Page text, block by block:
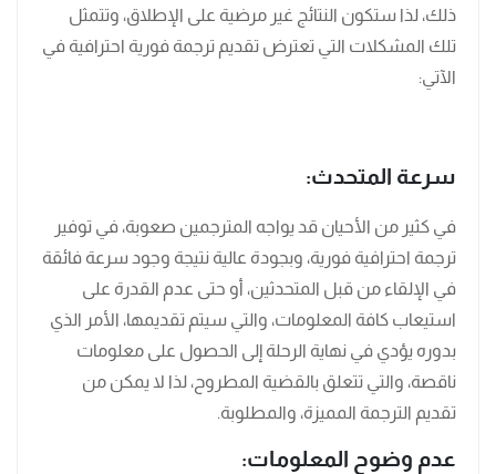
ذلك، لذا ستكون النتائج غير مرضية على الإطلاق، وتتمثل
تلك المشكلات التي تعترض تقديم ترجمة فورية احترافية في
الآتي:
سرعة المتحدث:
في كثير من الأحيان قد يواجه المترجمين صعوبة، في توفير
ترجمة احترافية فورية، وبجودة عالية نتيجة وجود سرعة فائقة
في الإلقاء من قبل المتحدثين، أو حتى عدم القدرة على
استيعاب كافة المعلومات، والتي سيتم تقديمها، الأمر الذي
بدوره يؤدي في نهاية الرحلة إلى الحصول على معلومات
ناقصة، والتي تتعلق بالقضية المطروح، لذا لا يمكن من
تقديم الترجمة المميزة، والمطلوبة.
عدم وضوح المعلومات: